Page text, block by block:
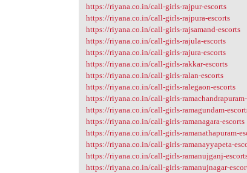
https://riyana.co.in/call-girls-rajpur-escorts
https://riyana.co.in/call-girls-rajpura-escorts
https://riyana.co.in/call-girls-rajsamand-escorts
https://riyana.co.in/call-girls-rajula-escorts
https://riyana.co.in/call-girls-rajura-escorts
https://riyana.co.in/call-girls-rakkar-escorts
https://riyana.co.in/call-girls-ralan-escorts
https://riyana.co.in/call-girls-ralegaon-escorts
https://riyana.co.in/call-girls-
https://riyana.co.in/call-girls-ramagundam-
https://riyana.co.in/call-girls-ramanagara-escorts
https://riyana.co.in/call-girls-ramanathapuram-
https://riyana.co.in/call-girls-ramanayyapeta-
https://riyana.co.in/call-girls-ramanujganj-
https://riyana.co.in/call-girls-ramanujnagar-